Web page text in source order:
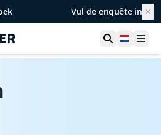
Vul de enquête in ✕
Toon zoek